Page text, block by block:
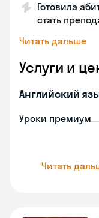
Готовила
стать
Читать дальше
Услуги и
Английский
Уроки премиум
Читать